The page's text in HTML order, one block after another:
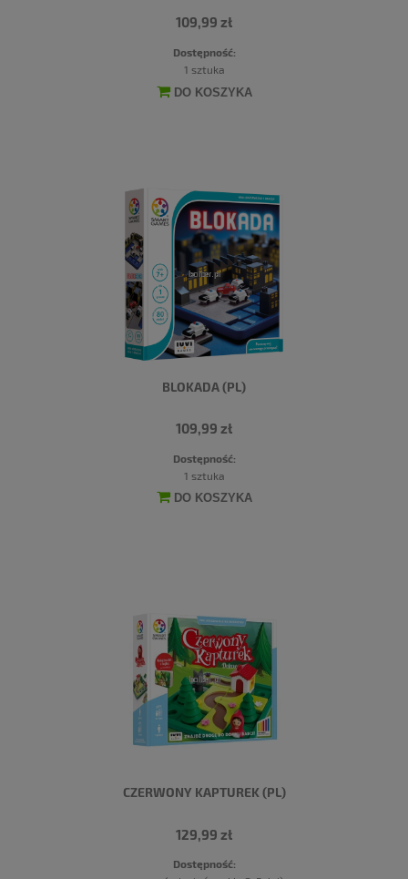
109,99 zł
Dostępność:
1 sztuka
DO KOSZYKA
BLOKADA (PL)
109,99 zł
Dostępność:
1 sztuka
DO KOSZYKA
CZERWONY KAPTUREK (PL)
129,99 zł
Dostępność: